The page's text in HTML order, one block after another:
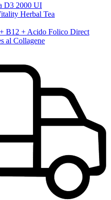
D3 2000 UI
Herbal Tea
B12 + Acido Folico Direct
al Collagene